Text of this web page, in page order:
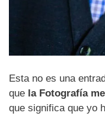
Esta no es una
que la Fotografía
que significa que yo